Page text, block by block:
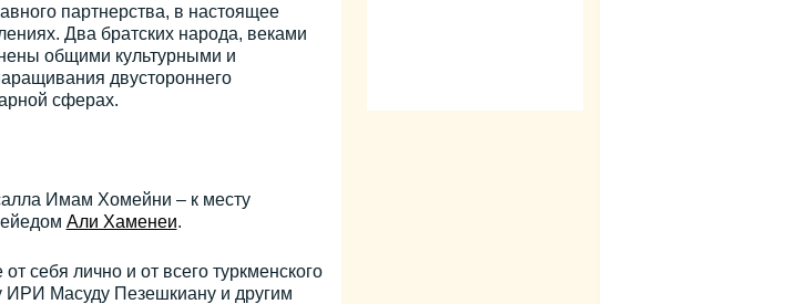
партнерства, в настоящее
Два братских народа, веками
общими культурными и
двустороннего
сферах.
Имам Хомейни – к месту
Али Хаменеи.
себя лично и от всего туркменского
ИРИ Масуду Пезешкиану и другим